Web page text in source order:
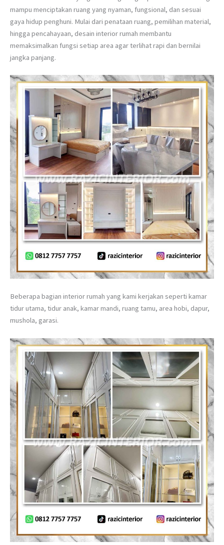
mampu menciptakan ruang yang nyaman, fungsional, dan sesuai
gaya hidup penghuni. Mulai dari penataan ruang, pemilihan material,
hingga pencahayaan, desain interior rumah membantu
memaksimalkan fungsi setiap area agar terlihat rapi dan bernilai
jangka panjang.
Beberapa bagian interior rumah yang kami kerjakan seperti kamar
tidur utama, tidur anak, kamar mandi, ruang tamu, area hobi, dapur,
mushola, garasi.